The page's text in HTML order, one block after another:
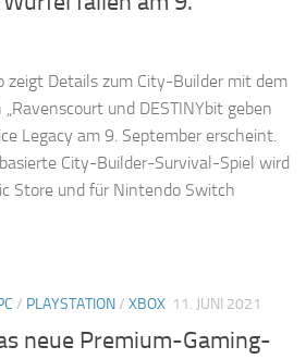
zeigt Details zum City-Builder mit dem
und DESTINYbit geben
Legacy am 9. September erscheint.
City-Builder-Survival-Spiel wird
Store und für Nintendo Switch
/ PLAYSTATION/ XBOX 11. JUNI 2021
neue Premium-Gaming-